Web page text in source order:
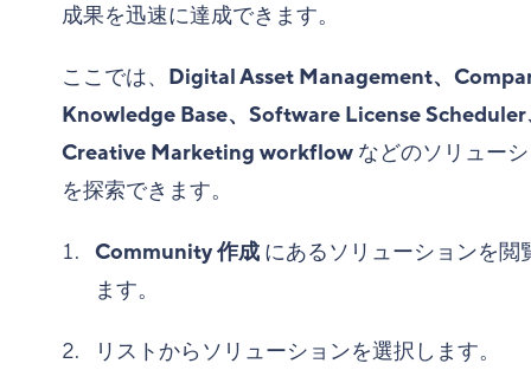
成果を迅速に達成できます。
ここでは、 Digital Asset Management、
Knowledge Base、Software License Scheduler
Creative Marketing workflow などのソリュー
を探索できます。
Community 作成 にあるソリューションを閲
ます。
リストからソリューションを選択します。